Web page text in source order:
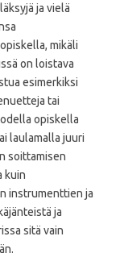
ja vielä
mikäli
on loistava
esimerkiksi
tai
opiskella
laulamalla juuri
soittamisen
kuin
instrumenttien ja
ja
sitä vain